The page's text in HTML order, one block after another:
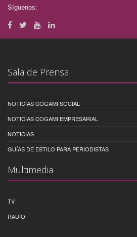
Síguenos:
Sala de Prensa
NOTICIAS COGAMI SOCIAL
NOTICIAS COGAMI EMPRESARIAL
NOTICIAS
GUÍAS DE ESTILO PARA PERIODISTAS
Multimedia
TV
RADIO